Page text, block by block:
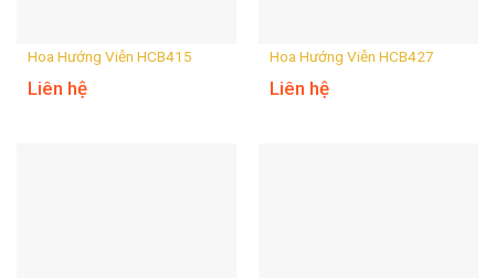
Hoa Hướng Viễn HCB415
Liên hệ
Hoa Hướng Viễn HCB427
Liên hệ